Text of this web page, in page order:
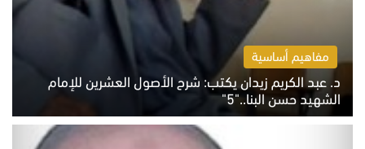
مفاهيم أساسية
د. عبد الكريم زيدان يكتب: شرح الأصول العشرين للإمام
الشهيد حسن البنا.."5"
السبت 8 أغسطس 2026 10:46 ص